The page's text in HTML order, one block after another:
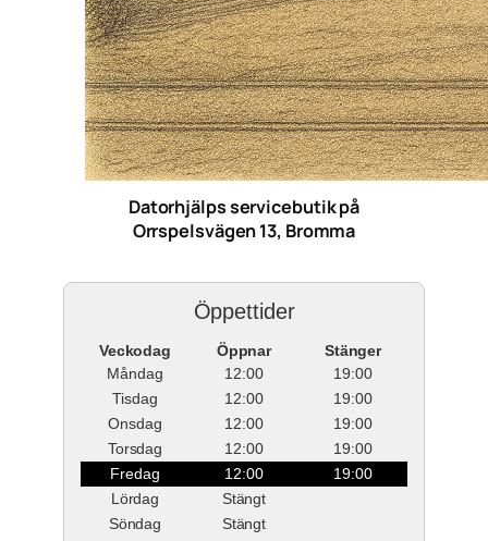
Datorhjälps servicebutik på
Orrspelsvägen 13, Bromma
Öppettider
Veckodag Öppnar
Stänger
Måndag
12:00
19:00
Tisdag
12:00
19:00
Onsdag
12:00
19:00
Torsdag
12:00
19:00
Fredag
12:00
19:00
Lördag
Stängt
Söndag
Stängt